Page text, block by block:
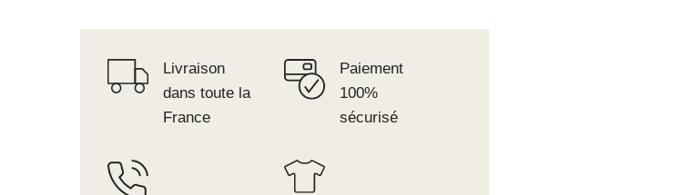
Livraison
dans toute la
France
Paiement
100%
sécurisé